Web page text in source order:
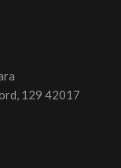
129 42017